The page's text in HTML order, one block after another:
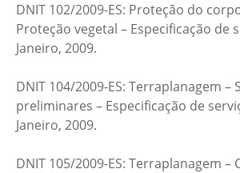
DNIT 102/2009-ES: Proteção do
Proteção vegetal – Especificação de
Janeiro, 2009.
DNIT 104/2009-ES: Terraplanagem –
preliminares – Especificação de
Janeiro, 2009.
DNIT 105/2009-ES: Terraplanagem –